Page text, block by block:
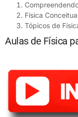
Física
Tópicos de
Aulas de Física